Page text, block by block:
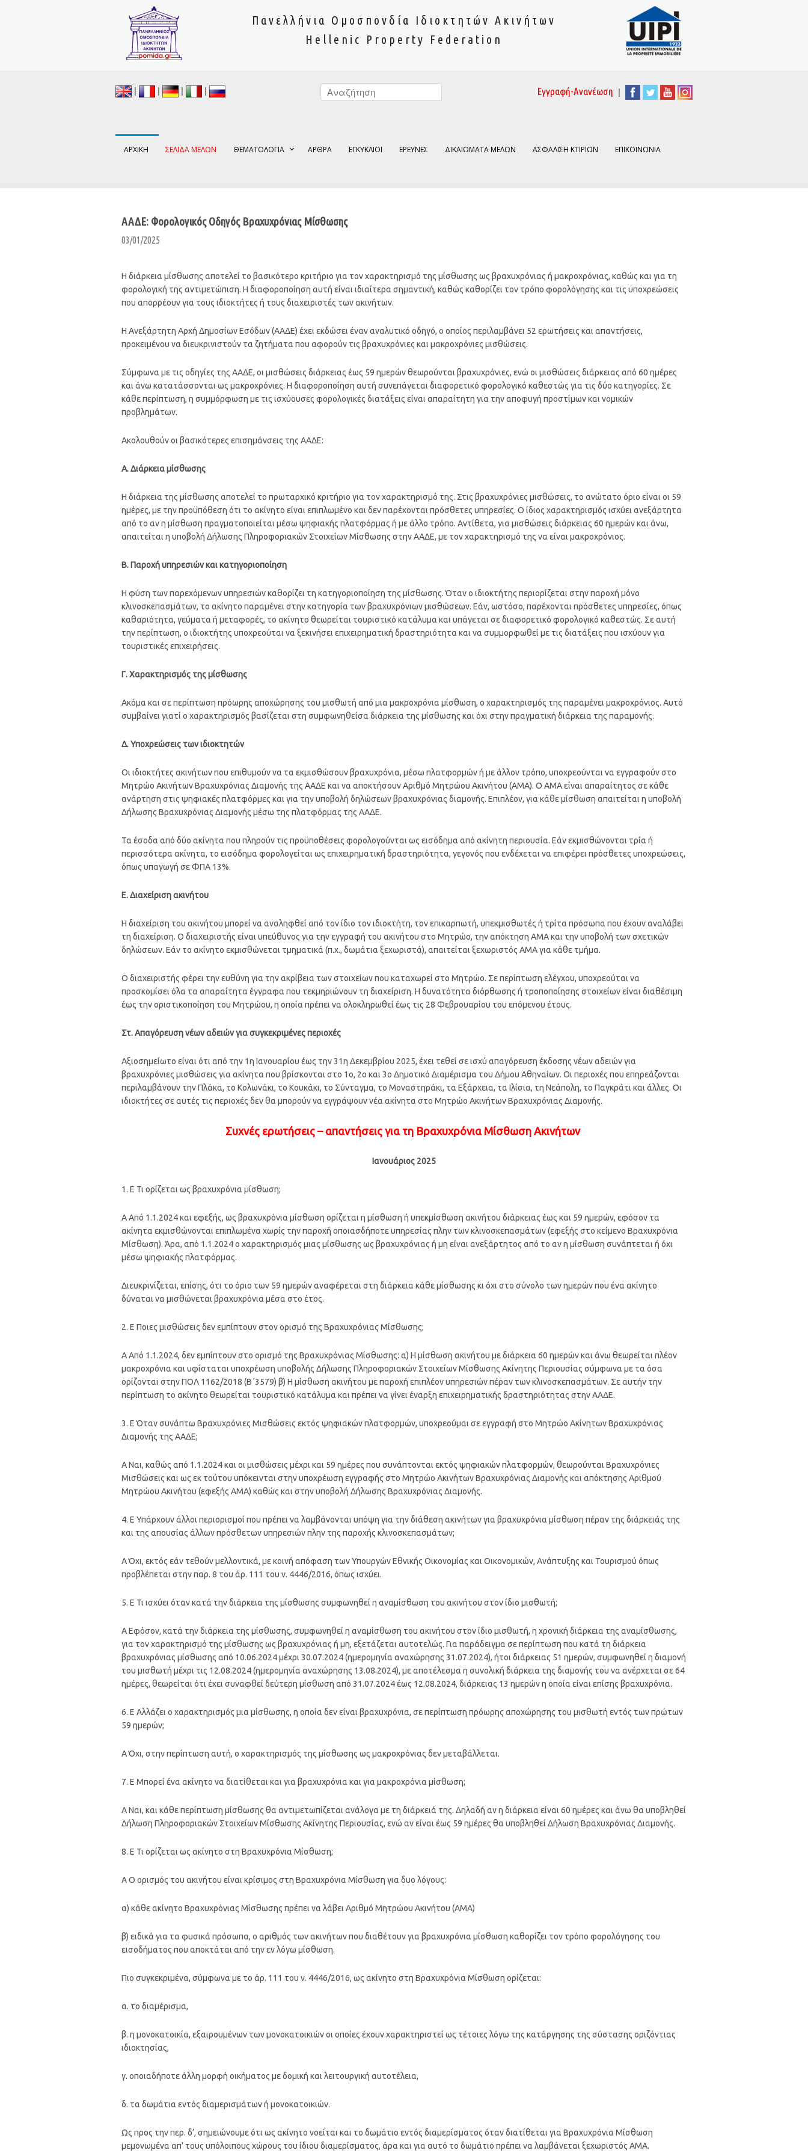
Πανελλήνια Ομοσπονδία Ιδιοκτητών Ακινήτων
Hellenic Property Federation
| | | | Εγγραφή-Ανανέωση |
ΑΡΧΙΚΗ ΣΕΛΙΔΑ ΜΕΛΩΝ ΘΕΜΑΤΟΛΟΓΙΑ ΑΡΘΡΑ ΕΓΚΥΚΛΙΟΙ ΕΡΕΥΝΕΣ ΔΙΚΑΙΩΜΑΤΑ ΜΕΛΩΝ ΑΣΦΑΛΙΣΗ ΚΤΙΡΙΩΝ ΕΠΙΚΟΙΝΩΝΙΑ
ΑΑΔΕ: Φορολογικός Οδηγός Βραχυχρόνιας Μίσθωσης
03/01/2025
Η διάρκεια μίσθωσης αποτελεί το βασικότερο κριτήριο για τον χαρακτηρισμό της μίσθωσης ως βραχυχρόνιας ή μακροχρόνιας, καθώς και για τη
φορολογική της αντιμετώπιση. Η διαφοροποίηση αυτή είναι ιδιαίτερα σημαντική, καθώς καθορίζει τον τρόπο φορολόγησης και τις υποχρεώσεις
που απορρέουν για τους ιδιοκτήτες ή τους διαχειριστές των ακινήτων.
Η Ανεξάρτητη Αρχή Δημοσίων Εσόδων (ΑΑΔΕ) έχει εκδώσει έναν αναλυτικό οδηγό, ο οποίος περιλαμβάνει 52 ερωτήσεις και απαντήσεις,
προκειμένου να διευκρινιστούν τα ζητήματα που αφορούν τις βραχυχρόνιες και μακροχρόνιες μισθώσεις.
Σύμφωνα με τις οδηγίες της ΑΑΔΕ, οι μισθώσεις διάρκειας έως 59 ημερών θεωρούνται βραχυχρόνιες, ενώ οι μισθώσεις διάρκειας από 60 ημέρες
και άνω κατατάσσονται ως μακροχρόνιες. Η διαφοροποίηση αυτή συνεπάγεται διαφορετικό φορολογικό καθεστώς για τις δύο κατηγορίες. Σε
κάθε περίπτωση, η συμμόρφωση με τις ισχύουσες φορολογικές διατάξεις είναι απαραίτητη για την αποφυγή προστίμων και νομικών
προβλημάτων.
Ακολουθούν οι βασικότερες επισημάνσεις της ΑΑΔΕ:
Α. Διάρκεια μίσθωσης
Η διάρκεια της μίσθωσης αποτελεί το πρωταρχικό κριτήριο για τον χαρακτηρισμό της. Στις βραχυχρόνιες μισθώσεις, το ανώτατο όριο είναι οι 59
ημέρες, με την προϋπόθεση ότι το ακίνητο είναι επιπλωμένο και δεν παρέχονται πρόσθετες υπηρεσίες. Ο ίδιος χαρακτηρισμός ισχύει ανεξάρτητα
από το αν η μίσθωση πραγματοποιείται μέσω ψηφιακής πλατφόρμας ή με άλλο τρόπο. Αντίθετα, για μισθώσεις διάρκειας 60 ημερών και άνω,
απαιτείται η υποβολή Δήλωσης Πληροφοριακών Στοιχείων Μίσθωσης στην ΑΑΔΕ, με τον χαρακτηρισμό της να είναι μακροχρόνιος.
Β. Παροχή υπηρεσιών και κατηγοριοποίηση
Η φύση των παρεχόμενων υπηρεσιών καθορίζει τη κατηγοριοποίηση της μίσθωσης. Όταν ο ιδιοκτήτης περιορίζεται στην παροχή μόνο
κλινοσκεπασμάτων, το ακίνητο παραμένει στην κατηγορία των βραχυχρόνιων μισθώσεων. Εάν, ωστόσο, παρέχονται πρόσθετες υπηρεσίες, όπως
καθαριότητα, γεύματα ή μεταφορές, το ακίνητο θεωρείται τουριστικό κατάλυμα και υπάγεται σε διαφορετικό φορολογικό καθεστώς. Σε αυτή
την περίπτωση, ο ιδιοκτήτης υποχρεούται να ξεκινήσει επιχειρηματική δραστηριότητα και να συμμορφωθεί με τις διατάξεις που ισχύουν για
τουριστικές επιχειρήσεις.
Γ. Χαρακτηρισμός της μίσθωσης
Ακόμα και σε περίπτωση πρόωρης αποχώρησης του μισθωτή από μια μακροχρόνια μίσθωση, ο χαρακτηρισμός της παραμένει μακροχρόνιος. Αυτό
συμβαίνει γιατί ο χαρακτηρισμός βασίζεται στη συμφωνηθείσα διάρκεια της μίσθωσης και όχι στην πραγματική διάρκεια της παραμονής.
Δ. Υποχρεώσεις των ιδιοκτητών
Οι ιδιοκτήτες ακινήτων που επιθυμούν να τα εκμισθώσουν βραχυχρόνια, μέσω πλατφορμών ή με άλλον τρόπο, υποχρεούνται να εγγραφούν στο
Μητρώο Ακινήτων Βραχυχρόνιας Διαμονής της ΑΑΔΕ και να αποκτήσουν Αριθμό Μητρώου Ακινήτου (ΑΜΑ). Ο ΑΜΑ είναι απαραίτητος σε κάθε
ανάρτηση στις ψηφιακές πλατφόρμες και για την υποβολή δηλώσεων βραχυχρόνιας διαμονής. Επιπλέον, για κάθε μίσθωση απαιτείται η υποβολή
Δήλωσης Βραχυχρόνιας Διαμονής μέσω της πλατφόρμας της ΑΑΔΕ.
Τα έσοδα από δύο ακίνητα που πληρούν τις προϋποθέσεις φορολογούνται ως εισόδημα από ακίνητη περιουσία. Εάν εκμισθώνονται τρία ή
περισσότερα ακίνητα, το εισόδημα φορολογείται ως επιχειρηματική δραστηριότητα, γεγονός που ενδέχεται να επιφέρει πρόσθετες υποχρεώσεις,
όπως υπαγωγή σε ΦΠΑ 13%.
Ε. Διαχείριση ακινήτου
Η διαχείριση του ακινήτου μπορεί να αναληφθεί από τον ίδιο τον ιδιοκτήτη, τον επικαρπωτή, υπεκμισθωτές ή τρίτα πρόσωπα που έχουν αναλάβει
τη διαχείριση. Ο διαχειριστής είναι υπεύθυνος για την εγγραφή του ακινήτου στο Μητρώο, την απόκτηση ΑΜΑ και την υποβολή των σχετικών
δηλώσεων. Εάν το ακίνητο εκμισθώνεται τμηματικά (π.χ., δωμάτια ξεχωριστά), απαιτείται ξεχωριστός ΑΜΑ για κάθε τμήμα.
Ο διαχειριστής φέρει την ευθύνη για την ακρίβεια των στοιχείων που καταχωρεί στο Μητρώο. Σε περίπτωση ελέγχου, υποχρεούται να
προσκομίσει όλα τα απαραίτητα έγγραφα που τεκμηριώνουν τη διαχείριση. Η δυνατότητα διόρθωσης ή τροποποίησης στοιχείων είναι διαθέσιμη
έως την οριστικοποίηση του Μητρώου, η οποία πρέπει να ολοκληρωθεί έως τις 28 Φεβρουαρίου του επόμενου έτους.
Στ. Απαγόρευση νέων αδειών για συγκεκριμένες περιοχές
Αξιοσημείωτο είναι ότι από την 1η Ιανουαρίου έως την 31η Δεκεμβρίου 2025, έχει τεθεί σε ισχύ απαγόρευση έκδοσης νέων αδειών για
βραχυχρόνιες μισθώσεις για ακίνητα που βρίσκονται στο 1ο, 2ο και 3ο Δημοτικό Διαμέρισμα του Δήμου Αθηναίων. Οι περιοχές που επηρεάζονται
περιλαμβάνουν την Πλάκα, το Κολωνάκι, το Κουκάκι, το Σύνταγμα, το Μοναστηράκι, τα Εξάρχεια, τα Ιλίσια, τη Νεάπολη, το Παγκράτι και άλλες. Οι
ιδιοκτήτες σε αυτές τις περιοχές δεν θα μπορούν να εγγράψουν νέα ακίνητα στο Μητρώο Ακινήτων Βραχυχρόνιας Διαμονής.
Συχνές ερωτήσεις – απαντήσεις για τη Βραχυχρόνια Μίσθωση Ακινήτων
Ιανουάριος 2025
1. Ε Τι ορίζεται ως βραχυχρόνια μίσθωση;
Α Από 1.1.2024 και εφεξής, ως βραχυχρόνια μίσθωση ορίζεται η μίσθωση ή υπεκμίσθωση ακινήτου διάρκειας έως και 59 ημερών, εφόσον τα
ακίνητα εκμισθώνονται επιπλωμένα χωρίς την παροχή οποιασδήποτε υπηρεσίας πλην των κλινοσκεπασμάτων (εφεξής στο κείμενο Βραχυχρόνια
Μίσθωση). Άρα, από 1.1.2024 ο χαρακτηρισμός μιας μίσθωσης ως βραχυχρόνιας ή μη είναι ανεξάρτητος από το αν η μίσθωση συνάπτεται ή όχι
μέσω ψηφιακής πλατφόρμας.
Διευκρινίζεται, επίσης, ότι το όριο των 59 ημερών αναφέρεται στη διάρκεια κάθε μίσθωσης κι όχι στο σύνολο των ημερών που ένα ακίνητο
δύναται να μισθώνεται βραχυχρόνια μέσα στο έτος.
2. Ε Ποιες μισθώσεις δεν εμπίπτουν στον ορισμό της Βραχυχρόνιας Μίσθωσης;
Α Από 1.1.2024, δεν εμπίπτουν στο ορισμό της Βραχυχρόνιας Μίσθωσης: α) Η μίσθωση ακινήτου με διάρκεια 60 ημερών και άνω θεωρείται πλέον
μακροχρόνια και υφίσταται υποχρέωση υποβολής Δήλωσης Πληροφοριακών Στοιχείων Μίσθωσης Ακίνητης Περιουσίας σύμφωνα με τα όσα
ορίζονται στην ΠΟΛ 1162/2018 (Β΄3579) β) Η μίσθωση ακινήτου με παροχή επιπλέον υπηρεσιών πέραν των κλινοσκεπασμάτων. Σε αυτήν την
περίπτωση το ακίνητο θεωρείται τουριστικό κατάλυμα και πρέπει να γίνει έναρξη επιχειρηματικής δραστηριότητας στην ΑΑΔΕ.
3. Ε Όταν συνάπτω Βραχυχρόνιες Μισθώσεις εκτός ψηφιακών πλατφορμών, υποχρεούμαι σε εγγραφή στο Μητρώο Ακίνητων Βραχυχρόνιας
Διαμονής της ΑΑΔΕ;
Α Ναι, καθώς από 1.1.2024 και οι μισθώσεις μέχρι και 59 ημέρες που συνάπτονται εκτός ψηφιακών πλατφορμών, θεωρούνται Βραχυχρόνιες
Μισθώσεις και ως εκ τούτου υπόκεινται στην υποχρέωση εγγραφής στο Μητρώο Ακινήτων Βραχυχρόνιας Διαμονής και απόκτησης Αριθμού
Μητρώου Ακινήτου (εφεξής ΑΜΑ) καθώς και στην υποβολή Δήλωσης Βραχυχρόνιας Διαμονής.
4. Ε Υπάρχουν άλλοι περιορισμοί που πρέπει να λαμβάνονται υπόψη για την διάθεση ακινήτων για βραχυχρόνια μίσθωση πέραν της διάρκειάς της
και της απουσίας άλλων πρόσθετων υπηρεσιών πλην της παροχής κλινοσκεπασμάτων;
Α Όχι, εκτός εάν τεθούν μελλοντικά, με κοινή απόφαση των Υπουργών Εθνικής Οικονομίας και Οικονομικών, Ανάπτυξης και Τουρισμού όπως
προβλέπεται στην παρ. 8 του άρ. 111 του ν. 4446/2016, όπως ισχύει.
5. Ε Τι ισχύει όταν κατά την διάρκεια της μίσθωσης συμφωνηθεί η αναμίσθωση του ακινήτου στον ίδιο μισθωτή;
Α Εφόσον, κατά την διάρκεια της μίσθωσης, συμφωνηθεί η αναμίσθωση του ακινήτου στον ίδιο μισθωτή, η χρονική διάρκεια της αναμίσθωσης,
για τον χαρακτηρισμό της μίσθωσης ως βραχυχρόνιας ή μη, εξετάζεται αυτοτελώς. Για παράδειγμα σε περίπτωση που κατά τη διάρκεια
βραχυχρόνιας μίσθωσης από 10.06.2024 μέχρι 30.07.2024 (ημερομηνία αναχώρησης 31.07.2024), ήτοι διάρκειας 51 ημερών, συμφωνηθεί η διαμονή
του μισθωτή μέχρι τις 12.08.2024 (ημερομηνία αναχώρησης 13.08.2024), με αποτέλεσμα η συνολική διάρκεια της διαμονής του να ανέρχεται σε 64
ημέρες, θεωρείται ότι έχει συναφθεί δεύτερη μίσθωση από 31.07.2024 έως 12.08.2024, διάρκειας 13 ημερών η οποία είναι επίσης βραχυχρόνια.
6. Ε Αλλάζει ο χαρακτηρισμός μια μίσθωσης, η οποία δεν είναι βραχυχρόνια, σε περίπτωση πρόωρης αποχώρησης του μισθωτή εντός των πρώτων
59 ημερών;
Α Όχι, στην περίπτωση αυτή, ο χαρακτηρισμός της μίσθωσης ως μακροχρόνιας δεν μεταβάλλεται.
7. Ε Μπορεί ένα ακίνητο να διατίθεται και για βραχυχρόνια και για μακροχρόνια μίσθωση;
Α Ναι, και κάθε περίπτωση μίσθωσης θα αντιμετωπίζεται ανάλογα με τη διάρκειά της. Δηλαδή αν η διάρκεια είναι 60 ημέρες και άνω θα υποβληθεί
Δήλωση Πληροφοριακών Στοιχείων Μίσθωσης Ακίνητης Περιουσίας, ενώ αν είναι έως 59 ημέρες θα υποβληθεί Δήλωση Βραχυχρόνιας Διαμονής.
8. Ε Τι ορίζεται ως ακίνητο στη Βραχυχρόνια Μίσθωση;
Α Ο ορισμός του ακινήτου είναι κρίσιμος στη Βραχυχρόνια Μίσθωση για δυο λόγους:
α) κάθε ακίνητο Βραχυχρόνιας Μίσθωσης πρέπει να λάβει Αριθμό Μητρώου Ακινήτου (ΑΜΑ)
β) ειδικά για τα φυσικά πρόσωπα, ο αριθμός των ακινήτων που διαθέτουν για βραχυχρόνια μίσθωση καθορίζει τον τρόπο φορολόγησης του
εισοδήματος που αποκτάται από την εν λόγω μίσθωση.
Πιο συγκεκριμένα, σύμφωνα με το άρ. 111 του ν. 4446/2016, ως ακίνητο στη Βραχυχρόνια Μίσθωση ορίζεται:
α. το διαμέρισμα,
β. η μονοκατοικία, εξαιρουμένων των μονοκατοικιών οι οποίες έχουν χαρακτηριστεί ως τέτοιες λόγω της κατάργησης της σύστασης οριζόντιας
ιδιοκτησίας,
γ. οποιαδήποτε άλλη μορφή οικήματος με δομική και λειτουργική αυτοτέλεια,
δ. τα δωμάτια εντός διαμερισμάτων ή μονοκατοικιών.
Ως προς την περ. δ’, σημειώνουμε ότι ως ακίνητο νοείται και το δωμάτιο εντός διαμερίσματος όταν διατίθεται για Βραχυχρόνια Μίσθωση
μεμονωμένα απ’ τους υπόλοιπους χώρους του ίδιου διαμερίσματος, άρα και για αυτό το δωμάτιο πρέπει να λαμβάνεται ξεχωριστός ΑΜΑ.